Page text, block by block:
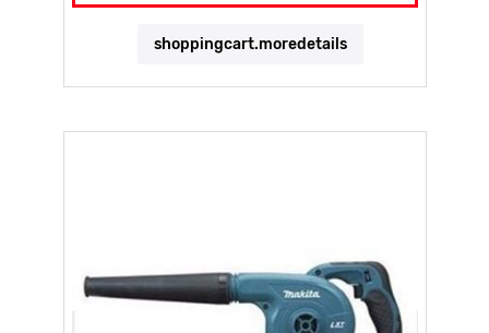
shoppingcart.moredetails